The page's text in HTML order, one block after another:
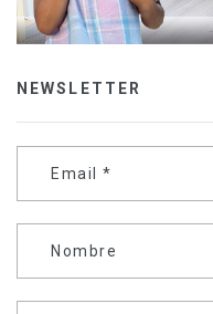
NEWSLETTER
Email *
Nombre